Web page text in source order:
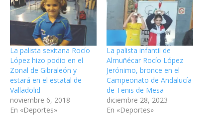
La palista sexitana Rocío
López hizo podio en el
Zonal de Gibraleón y
estará en el estatal de
Valladolid
noviembre 6, 2018
En «Deportes»
La palista infantil de
Almuñécar Rocío López
Jerónimo, bronce en el
Campeonato de Andalucía
de Tenis de Mesa
diciembre 28, 2023
En «Deportes»